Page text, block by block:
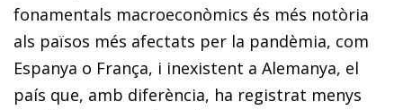
fonamentals macroeconòmics és més notòria
als països més afectats per la pandèmia, com
Espanya o França, i inexistent a Alemanya, el
país que, amb diferència, ha registrat menys